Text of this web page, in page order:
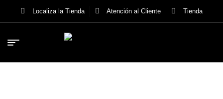
Localiza la Tienda Atención al Cliente Tienda